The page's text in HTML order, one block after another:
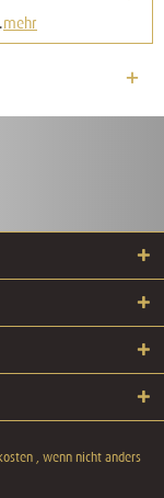
mehr
, wenn nicht anders